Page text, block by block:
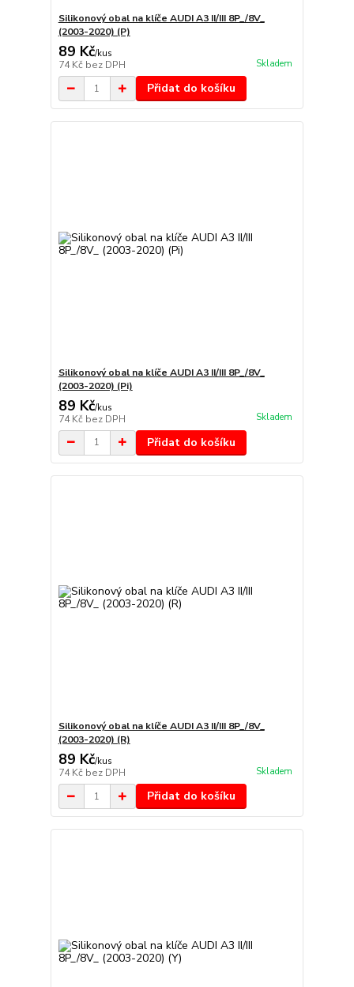
Silikonový obal na klíče AUDI A3 II/III 8P_/8V_
(2003-2020) (P)
89 Kč/kus
74 Kč bez DPH Skladem
Přidat do košíku
Silikonový obal na klíče AUDI A3 II/III 8P_/8V_
(2003-2020) (Pi)
89 Kč/kus
74 Kč bez DPH Skladem
Přidat do košíku
Silikonový obal na klíče AUDI A3 II/III 8P_/8V_
(2003-2020) (R)
89 Kč/kus
74 Kč bez DPH Skladem
Přidat do košíku